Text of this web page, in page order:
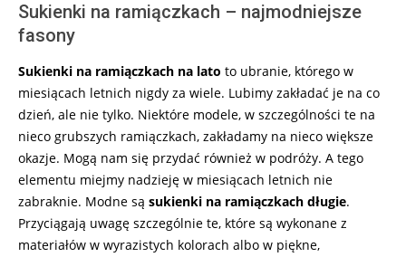
Sukienki na ramiączkach – najmodniejsze
fasony
Sukienki na ramiączkach na lato to ubranie, którego w
miesiącach letnich nigdy za wiele. Lubimy zakładać je na co
dzień, ale nie tylko. Niektóre modele, w szczególności te na
nieco grubszych ramiączkach, zakładamy na nieco większe
okazje. Mogą nam się przydać również w podróży. A tego
elementu miejmy nadzieję w miesiącach letnich nie
zabraknie. Modne są sukienki na ramiączkach długie.
Przyciągają uwagę szczególnie te, które są wykonane z
materiałów w wyrazistych kolorach albo w piękne,